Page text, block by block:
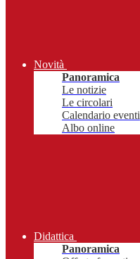
Novità
Panoramica
Le notizie
Le circolari
Calendario eventi
Albo online
Didattica
Panoramica